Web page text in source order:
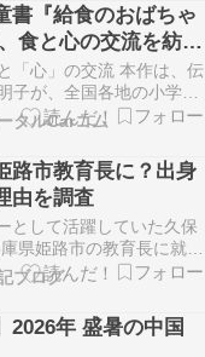
書『給食のおばちゃ
食と心の交流を紡ぐ
「心」の交流 本作は、伝
子が、全国各地の小学校
の美味しい給食を作りな
る様々な問題に向き合う
の舞台は広島県。今日の
焼きですが、クラスには
タルCarコム
路市教育長に？出身
由を調査
として活躍していた久保
県姫路市の教育長に就任
育長か？また出身地に理
ました。 この記事ではな
たのか？またその出身地
ます。 久保田智子はなぜ
ブログ
2026年 盛暑の中国